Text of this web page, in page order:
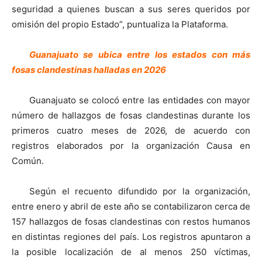
seguridad a quienes buscan a sus seres queridos por
omisión del propio Estado”, puntualiza la Plataforma.
Guanajuato se ubica entre los estados con más
fosas clandestinas halladas en 2026
Guanajuato se colocó entre las entidades con mayor
número de hallazgos de fosas clandestinas durante los
primeros cuatro meses de 2026, de acuerdo con
registros elaborados por la organización Causa en
Común.
Según el recuento difundido por la organización,
entre enero y abril de este año se contabilizaron cerca de
157 hallazgos de fosas clandestinas con restos humanos
en distintas regiones del país. Los registros apuntaron a
la posible localización de al menos 250 víctimas,